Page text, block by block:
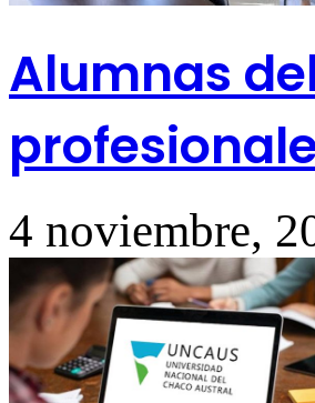
Alumnas
4 noviembre,